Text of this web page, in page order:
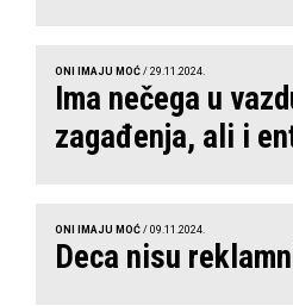
ONI IMAJU MOĆ / 29.11.2024.
Ima nečega u
zagađenja, ali i
ONI IMAJU MOĆ / 09.11.2024.
Deca nisu